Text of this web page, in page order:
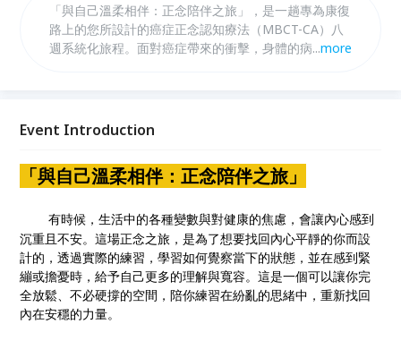
「與自己溫柔相伴：正念陪伴之旅」，是一趟專為康復
路上的您所設計的癌症正念認知療法（MBCT-CA）八
週系統化旅程。面對癌症帶來的衝擊，身體的病痛往往
腦中紛亂的思緒，進而提升睡眠與生活品質，為自己營
念 #正念認知療法 #MBCT-Ca #正念減壓 #癌後心理 #
情緒穩定 #癌友推薦#焦慮復發
...more
Event Introduction
「與自己溫柔相伴：正念陪伴之旅」
有時候，生活中的各種變數與對健康的焦慮，會讓內心感到
沉重且不安。這場正念之旅，是為了想要找回內心平靜的你而設
計的，透過實際的練習，學習如何覺察當下的狀態，並在感到緊
繃或擔憂時，給予自己更多的理解與寬容。這是一個可以讓你完
全放鬆、不必硬撐的空間，陪你練習在紛亂的思緒中，重新找回
內在安穩的力量。